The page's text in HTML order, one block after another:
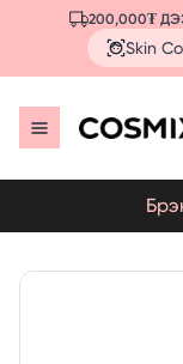
200,000₮
Skin